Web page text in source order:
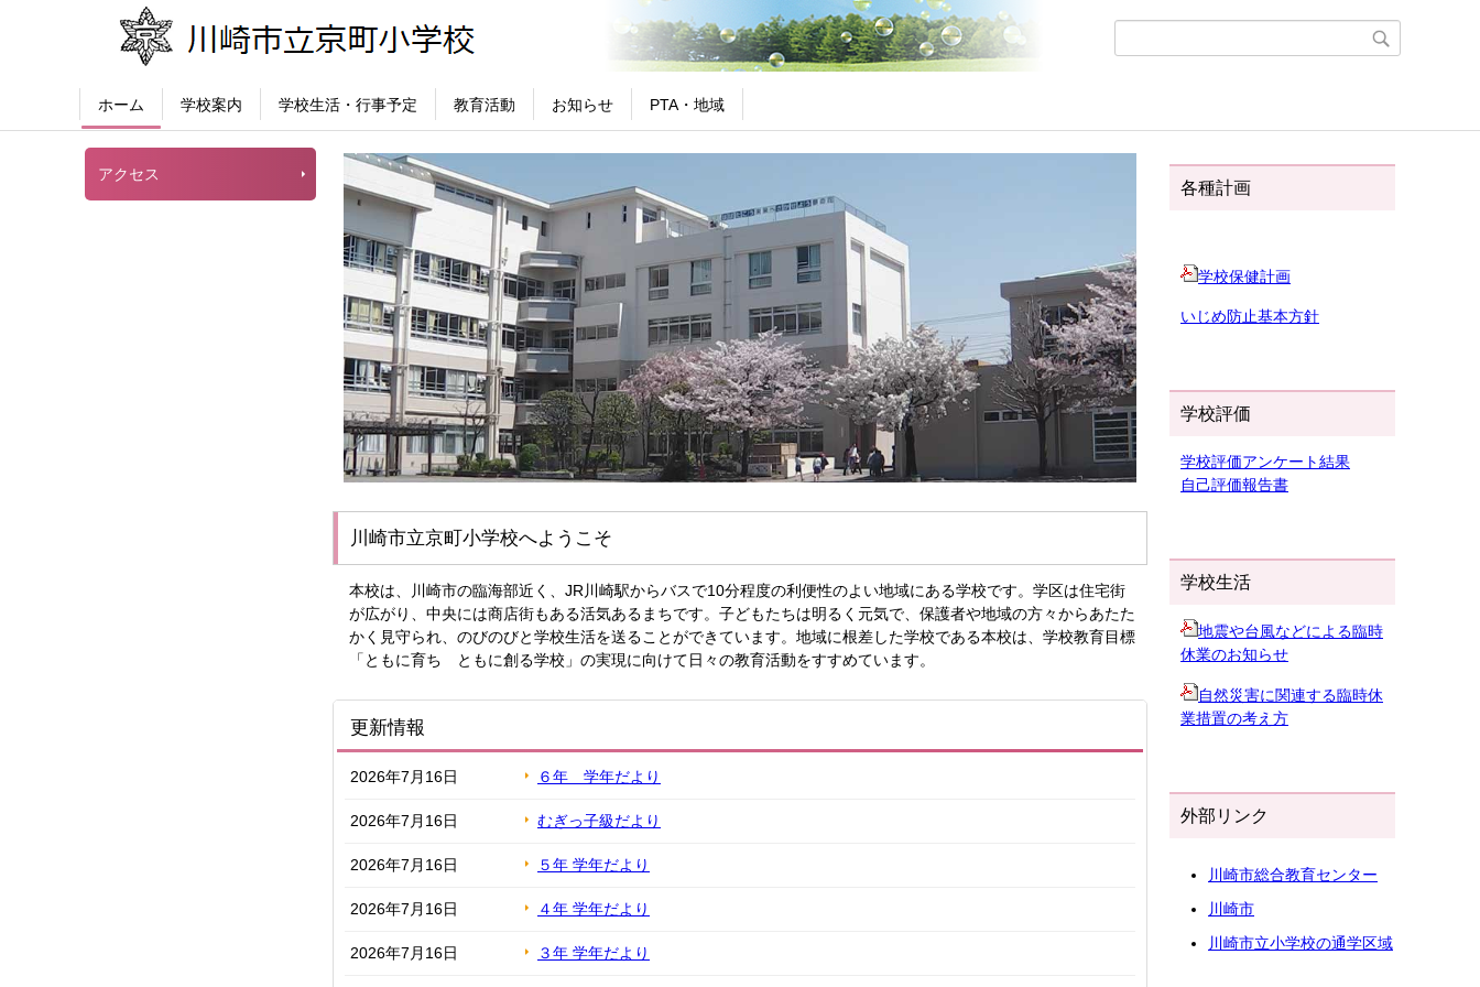
ホーム 学校案内 学校生活・行事予定 教育活動 お知らせ PTA・地域
アクセス
川崎市立京町小学校へようこそ
本校は、川崎市の臨海部近く、JR川崎駅からバスで10分程度の利便性のよい地域にある学校です。学区は住宅街
が広がり、中央には商店街もある活気あるまちです。子どもたちは明るく元気で、保護者や地域の方々からあたた
かく見守られ、のびのびと学校生活を送ることができています。地域に根差した学校である本校は、学校教育目標
「ともに育ち ともに創る学校」の実現に向けて日々の教育活動をすすめています。
更新情報
2026年7月16日 ６年 学年だより
2026年7月16日 むぎっ子級だより
2026年7月16日 ５年 学年だより
2026年7月16日 ４年 学年だより
2026年7月16日 ３年 学年だより
各種計画
学校保健計画
いじめ防止基本方針
学校評価
学校評価アンケート結果
自己評価報告書
学校生活
地震や台風などによる臨時
休業のお知らせ
自然災害に関連する臨時休
業措置の考え方
外部リンク
川崎市総合教育センター
川崎市
川崎市立小学校の通学区域